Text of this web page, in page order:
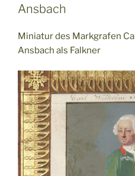
Ansbach
Miniatur des Markgrafen
Ansbach als Falkner